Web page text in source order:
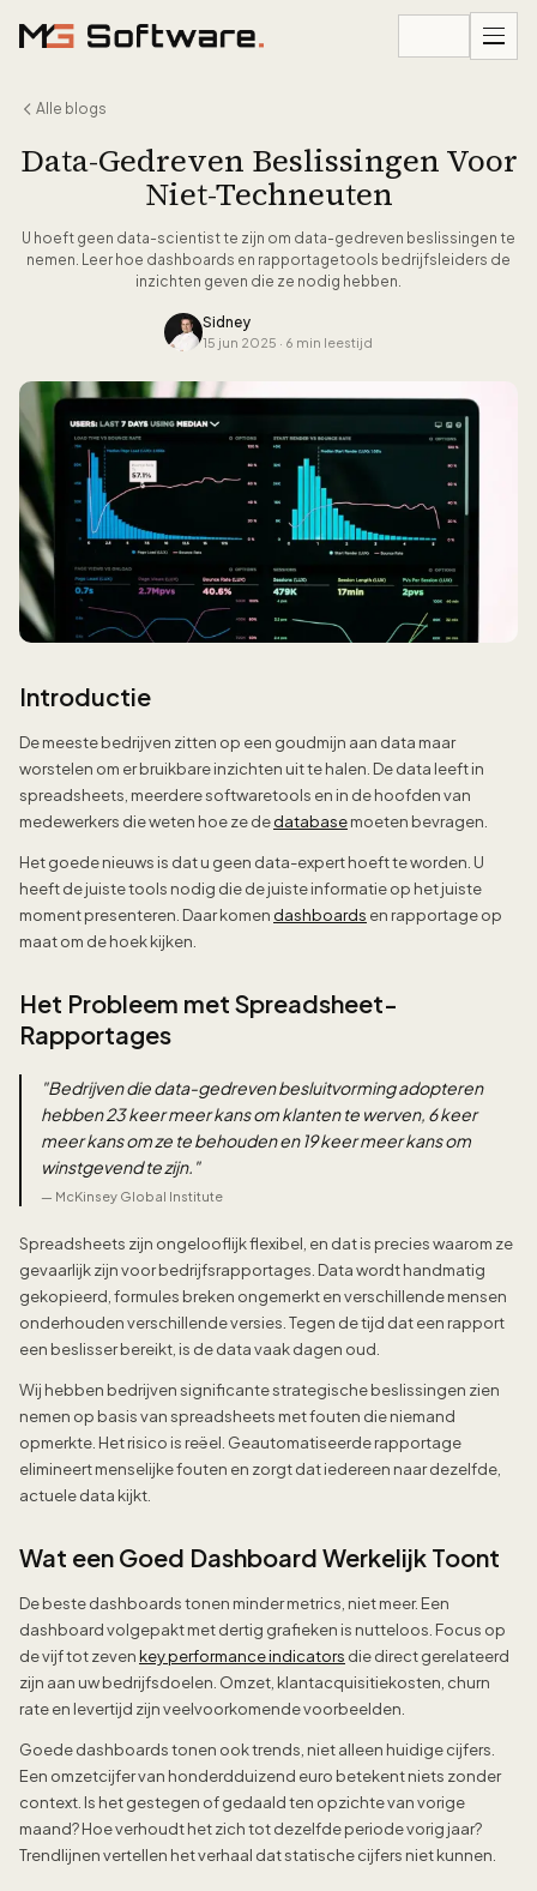
Alle blogs
Data-Gedreven Beslissingen Voor
Niet-Techneuten
U hoeft geen data-scientist te zijn om data-gedreven beslissingen te
nemen. Leer hoe dashboards en rapportagetools bedrijfsleiders de
inzichten geven die ze nodig hebben.
Sidney
15 jun 2025 · 6 min leestijd
Introductie
De meeste bedrijven zitten op een goudmijn aan data maar
worstelen om er bruikbare inzichten uit te halen. De data leeft in
spreadsheets, meerdere softwaretools en in de hoofden van
medewerkers die weten hoe ze dedatabasemoeten bevragen.
Het goede nieuws is dat u geen data-expert hoeft te worden. U
heeft de juiste tools nodig die de juiste informatie op het juiste
moment presenteren. Daar komen dashboards en rapportage op
maat om de hoek kijken.
Het Probleem met Spreadsheet-
Rapportages
"Bedrijven die data-gedreven besluitvorming adopteren
hebben 23 keer meer kans om klanten te werven, 6 keer
meer kans om ze te behouden en 19 keer meer kans om
winstgevend te zijn. "
— McKinsey Global Institute
Spreadsheets zijn ongelooflijk flexibel, en dat is precies waarom ze
gevaarlijk zijn voor bedrijfsrapportages. Data wordt handmatig
gekopieerd, formules breken ongemerkt en verschillende mensen
onderhouden verschillende versies. Tegen de tijd dat een rapport
een beslisser bereikt, is de data vaak dagen oud.
Wij hebben bedrijven significante strategische beslissingen zien
nemen op basis van spreadsheets met fouten die niemand
opmerkte. Het risico is reëel. Geautomatiseerde rapportage
elimineert menselijke fouten en zorgt dat iedereen naar dezelfde,
actuele data kijkt.
Wat een Goed Dashboard Werkelijk Toont
De beste dashboards tonen minder metrics, niet meer. Een
dashboard volgepakt met dertig grafieken is nutteloos. Focus op
de vijf tot zevenkey performance indicators die direct gerelateerd
zijn aan uw bedrijfsdoelen. Omzet, klantacquisitiekosten, churn
rate en levertijd zijn veelvoorkomende voorbeelden.
Goede dashboards tonen ook trends, niet alleen huidige cijfers.
Een omzetcijfer van honderdduizend euro betekent niets zonder
context. Is het gestegen of gedaald ten opzichte van vorige
maand? Hoe verhoudt het zich tot dezelfde periode vorig jaar?
Trendlijnen vertellen het verhaal dat statische cijfers niet kunnen.